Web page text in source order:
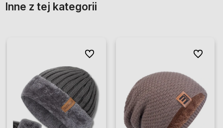
Inne z tej kategorii
Do ulubionych
Do ulubionych Do
Do